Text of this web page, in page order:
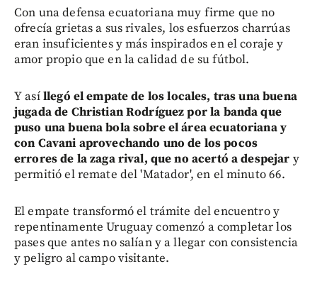
Con una defensa ecuatoriana muy firme que no
ofrecía grietas a sus rivales, los esfuerzos charrúas
eran insuficientes y más inspirados en el coraje y
amor propio que en la calidad de su fútbol.
Y asíllegó el empate de los locales, tras una buena
jugada de Christian Rodríguez por la banda que
puso una buena bola sobre el área ecuatoriana y
con Cavani aprovechando uno de los pocos
errores de la zaga rival, que no acertó a despejar y
permitió el remate del 'Matador', en el minuto 66.
El empate transformó el trámite del encuentro y
repentinamente Uruguay comenzó a completar los
pases que antes no salían y a llegar con consistencia
y peligro al campo visitante.